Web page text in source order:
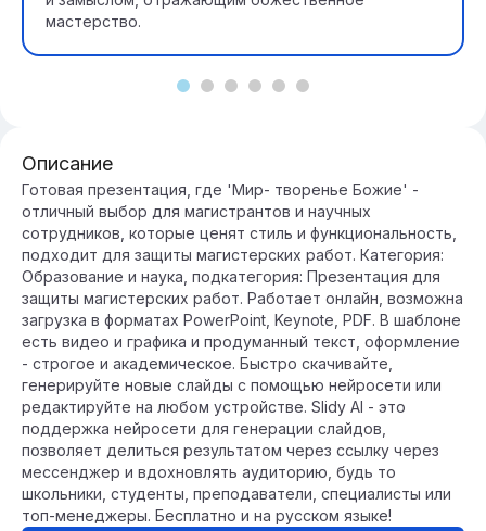
мастерство.
Описание
Готовая презентация, где 'Мир- творенье Божие' -
отличный выбор для магистрантов и научных
сотрудников, которые ценят стиль и функциональность,
подходит для защиты магистерских работ. Категория:
Образование и наука, подкатегория: Презентация для
защиты магистерских работ. Работает онлайн, возможна
загрузка в форматах PowerPoint, Keynote, PDF. В шаблоне
есть видео и графика и продуманный текст, оформление
- строгое и академическое. Быстро скачивайте,
генерируйте новые слайды с помощью нейросети или
редактируйте на любом устройстве. Slidy AI - это
поддержка нейросети для генерации слайдов,
позволяет делиться результатом через ссылку через
мессенджер и вдохновлять аудиторию, будь то
школьники, студенты, преподаватели, специалисты или
топ-менеджеры. Бесплатно и на русском языке!